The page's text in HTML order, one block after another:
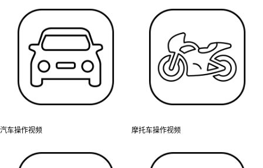
汽车操作视频 摩托车操作视频